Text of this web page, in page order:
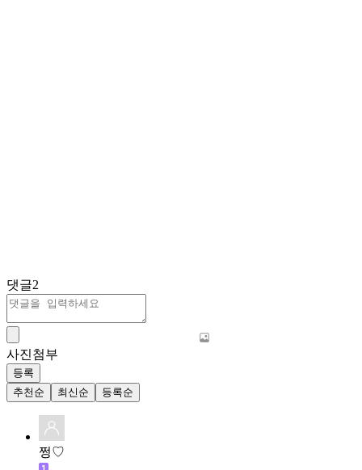
댓글2
사진첨부
등록
추천순
최신순 등록순
쩡♡